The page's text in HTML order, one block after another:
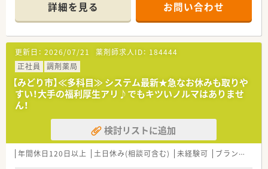
■経験や勤務コースによりますが、経験の少ない方でも500万前
半スタートと業界TOP水準！
■職種や職域に合わせ、豊富な社内研修や外部組織と連携した研
修を用意されています
■薬剤師が中心の会社だからこそ活躍できるキャリアパスが多
種多様に用意されています。
■店舗拡大に伴い、エリアマネジャーや営業部長等のマネジメン
トのポジションも増えます。
■在宅や教育等の専門性を活かせるスペシャリストを目指すこ
■その他にも、管理部門や商品部門等の本社スタッフなど活動領
域は多種多様です。
■在宅実施店舗は年々増加しており、在宅医療へもしっかりと関
わる事ができます。
詳細を見る お問い合わせ
更新日： 2026/07/21 薬剤師求人ID： 184444
正社員
調剤薬局
【みどり市】≪多科目≫ システム最新★急なお休みも取りや
すい！大手の福利厚生アリ♪でもキツいノルマはありませ
ん！
検討リストに追加
年間休日120日以上 土日休み(相談可含む) 未経験可 ブランク可